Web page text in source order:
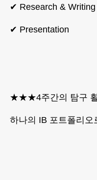
✔ Research & Writing
✔ Presentation
★★★4주간의 탐구
하나의 IB 포트폴리오